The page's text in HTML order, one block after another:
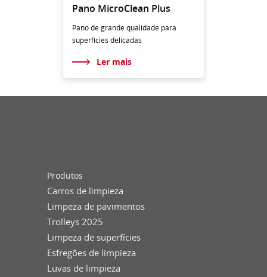
Pano MicroClean Plus
Pano de grande qualidade para
superfícies delicadas
Ler mais
Produtos
Carros de limpieza
Limpeza de pavimentos
Trolleys 2025
Limpeza de superfícies
Esfregões de limpieza
Luvas de limpieza